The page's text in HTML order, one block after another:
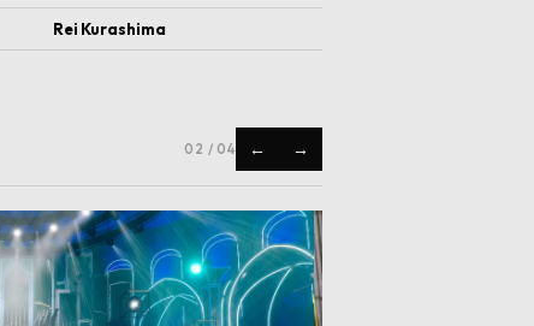
Rei Kurashima
02 /04 ← →